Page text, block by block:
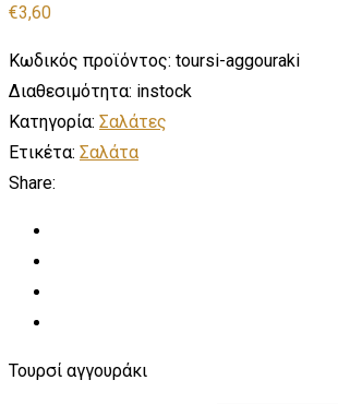
€3,60
Κωδικός προϊόντος: toursi-aggouraki
Διαθεσιμότητα: instock
Κατηγορία: Σαλάτες
Ετικέτα: Σαλάτα
Share:
Τουρσί αγγουράκι